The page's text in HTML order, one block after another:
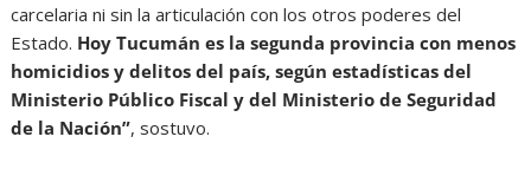
carcelaria ni sin la articulación con los otros poderes del
Estado. Hoy Tucumán es la segunda provincia con menos
homicidios y delitos del país, según estadísticas del
Ministerio Público Fiscal y del Ministerio de Seguridad
de la Nación”, sostuvo.